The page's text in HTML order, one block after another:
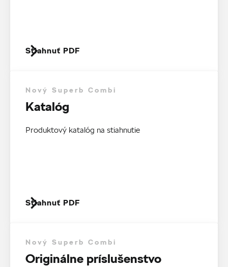
Stiahnuť PDF
Nový Superb Combi
Katalóg
Produktový katalóg na stiahnutie
Stiahnuť PDF
Nový Superb Combi
Originálne príslušenstvo